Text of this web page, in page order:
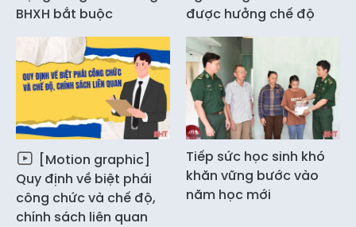
BHXH bắt buộc
được hưởng chế độ
[Motion graphic]
Quy định về biệt phái
công chức và chế độ,
chính sách liên quan
Tiếp sức học sinh khó
khăn vững bước vào
năm học mới